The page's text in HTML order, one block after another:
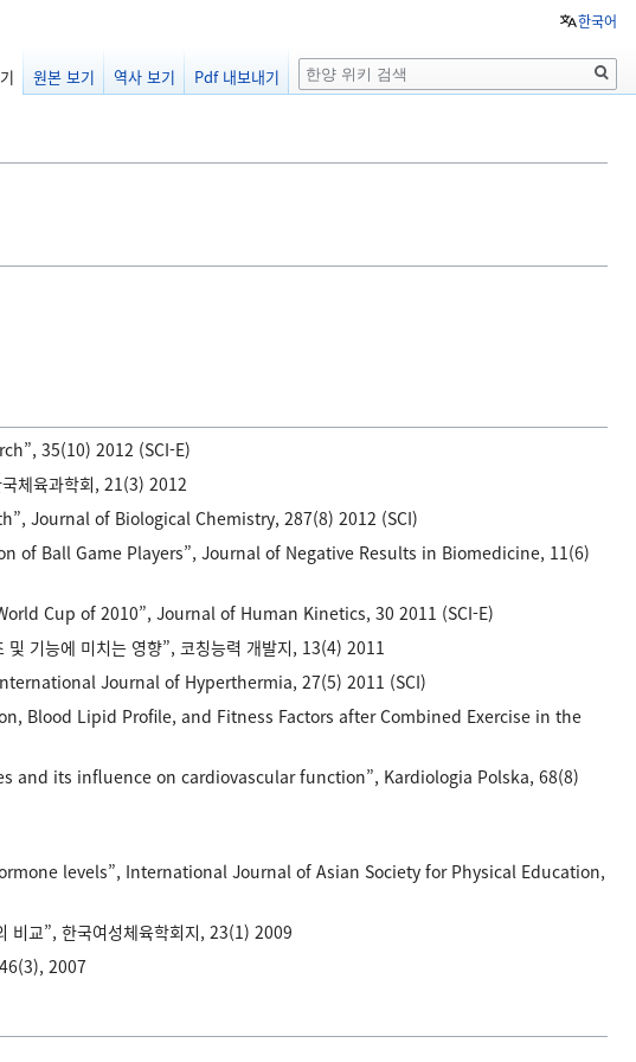
35(10) 2012 (SCI-E)
체육과학회, 21(3) 2012
Journal of Biological Chemistry, 287(8) 2012 (SCI)
of Ball Game Players”, Journal of Negative Results in Biomedicine, 11(6)
Cup of 2010”, Journal of Human Kinetics, 30 2011 (SCI-E)
기능에 미치는 영향”, 코칭능력 개발지, 13(4) 2011
Journal of Hyperthermia, 27(5) 2011 (SCI)
Blood Lipid Profile, and Fitness Factors after Combined Exercise in the
its influence on cardiovascular function”, Kardiologia Polska, 68(8)
levels”, International Journal of Asian Society for Physical Education,
비교”, 한국여성체육학회지, 23(1) 2009
2007
한국어
원본 보기 역사 보기 Pdf 내보내기
검
색